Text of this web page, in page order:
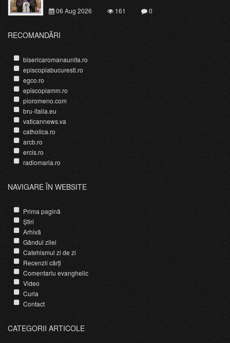
06 Aug 2026
161 0
RECOMANDĂRI
bisericaromanaunita.ro
episcopiabucuresti.ro
egco.ro
episcopiamm.ro
pioromeno.com
bru-italia.eu
vaticannews.va
catholica.ro
arcb.ro
ercis.ro
radiomaria.ro
NAVIGARE ÎN WEBSITE
Prima pagină
Știri
Arhivă
Gândul zilei
Catehismul zi de zi
Recenzii cărți
Comentariu evanghelic
Video
Curia
Contact
CATEGORII ARTICOLE